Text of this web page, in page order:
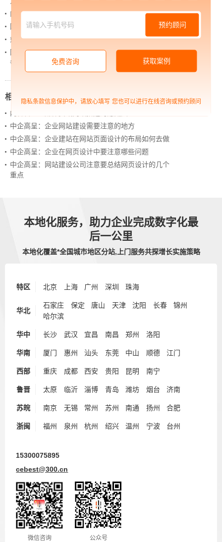
内容管理：媒体资讯网站搭建的隐藏大BOSS
网站进化的终极形态，你了解吗？
如何借助设计服务打造超级品牌？
网站上线后，如何做好运营工作，让网站持续具备竞
争力？
相关新闻
内容管理：媒体资讯网站搭建的隐藏大BOSS
中企高呈：企业网站建设需要注意的地方
中企高呈：企业建站在网站页面设计的布局如何去做
中企高呈：企业在网页设计中要注意哪些问题
中企高呈：网站建设公司注意要总结网页设计的几个
重点
本地化服务，助力企业完成数字化最
后一公里
本地化覆盖*全国城市地区分站,上门服务共探增长实施策略
特区 北京 上海 广州 深圳 珠海
华北
石家庄 保定 唐山 天津 沈阳 长春
锦州
哈尔滨
华中 长沙 武汉 宜昌 南昌 郑州 洛阳
华南 厦门 惠州 汕头 东莞 中山 顺德 江门
西部 重庆 成都 西安 贵阳 昆明 南宁
鲁晋 太原 临沂 淄博 青岛 潍坊 烟台 济南
苏皖 南京 无锡 常州 苏州 南通 扬州 合肥
浙闽 福州 泉州 杭州 绍兴 温州 宁波 台州
15300075895
cebest@300.cn
微信咨询 公众号
预约顾问
免费咨询 获取案例
隐私条款信息保护中，请放心填写 您也可以进行在线咨询或预约顾问